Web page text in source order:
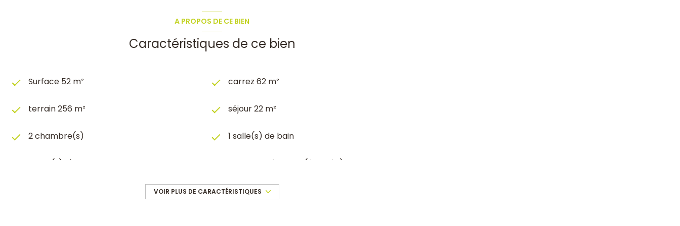
A PROPOS DE CE BIEN
Caractéristiques de ce bien
Surface 52 m² carrez 62 m²
terrain 256 m² séjour 22 m²
2 chambre(s) 1 salle(s) de bain
1 salle(s) d'eau cuisine américaine (équipée)
exposition Sud
VOIR PLUS DE CARACTÉRISTIQUES